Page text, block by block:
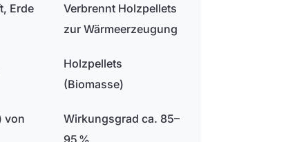
Erde
Verbrennt Holzpellets
zur Wärmeerzeugung
Holzpellets
(Biomasse)
von
Wirkungsgrad ca. 85–
95 %